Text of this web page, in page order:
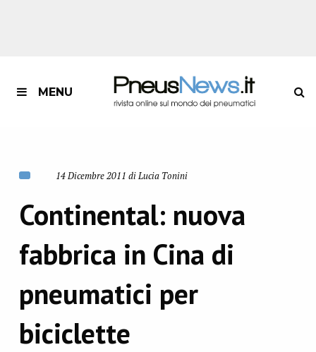
MENU
14 Dicembre 2011 di Lucia Tonini
Continental: nuova
fabbrica in Cina di
pneumatici per
biciclette